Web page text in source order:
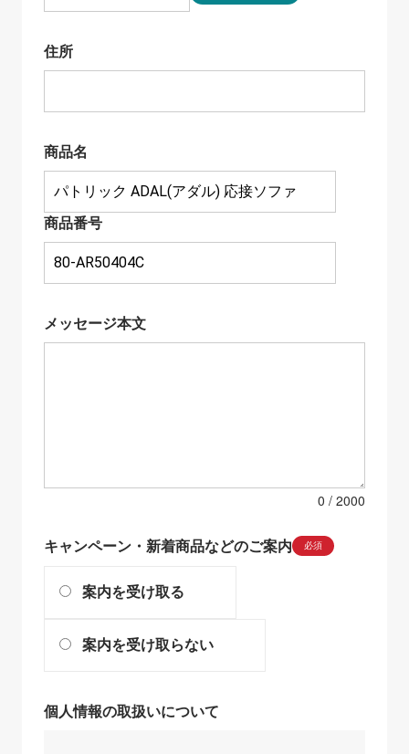
住所
商品名
商品番号
メッセージ本文
0
キャンペーン・新着商品などのご案内 必須
案内を受け取る
案内を受け取らない
個人情報の取扱いについて